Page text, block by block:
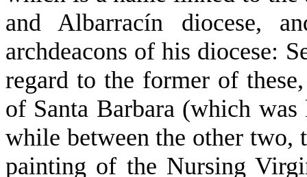
and Albarracín diocese,
archdeacons of his diocese:
regard to the former of
of Santa Barbara (which
while between the other two,
painting of the Nursing